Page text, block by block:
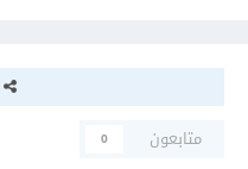
متابعون
0